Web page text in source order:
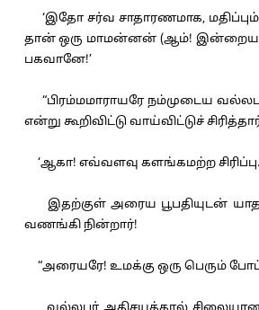
‘இதோ சர்வ சாதாரணமாக, மதிப்பும்
தான் ஒரு மாமன்னன் (ஆம்! இன்றைய
பகவானே!’
“பிரம்மமாராயரே நம்முடைய
என்று கூறிவிட்டு வாய்விட்டுச்
‘ஆகா! எவ்வளவு களங்கமற்ற
இதற்குள் அரைய பூபதியுடன்
வணங்கி நின்றார்!
“அரையரே! உமக்கு ஒரு பெரும்